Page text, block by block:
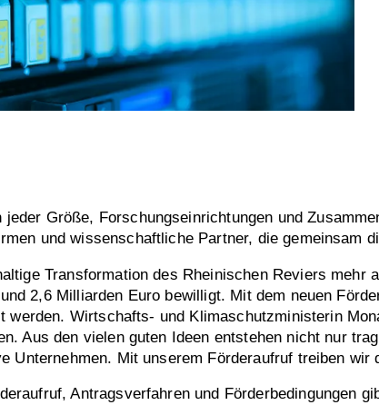
Größe, Forschungseinrichtungen und
und wissenschaftliche Partner, die gemeinsam
Transformation des Rheinischen Reviers
2,6 Milliarden Euro bewilligt. Mit dem neuen
werden. Wirtschafts- und Klimaschutzministerin
Aus den vielen guten Ideen entstehen nicht nur
Unternehmen. Mit unserem Förderaufruf treiben wir
Antragsverfahren und Förderbedingungen